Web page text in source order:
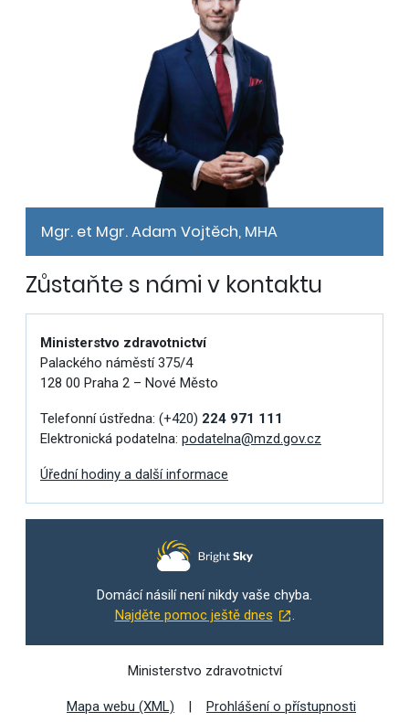
Mgr. et Mgr. Adam Vojtěch, MHA
Zůstaňte s námi v kontaktu
Ministerstvo zdravotnictví
Palackého náměstí 375/4
128 00 Praha 2 – Nové Město
Telefonní ústředna: (+420) 224 971 111
Elektronická podatelna: podatelna@mzd.gov.cz
Úřední hodiny a další informace
Domácí násilí není nikdy vaše chyba.
Najděte pomoc ještě dnes
Ministerstvo zdravotnictví
Mapa webu (XML) Prohlášení o přístupnosti